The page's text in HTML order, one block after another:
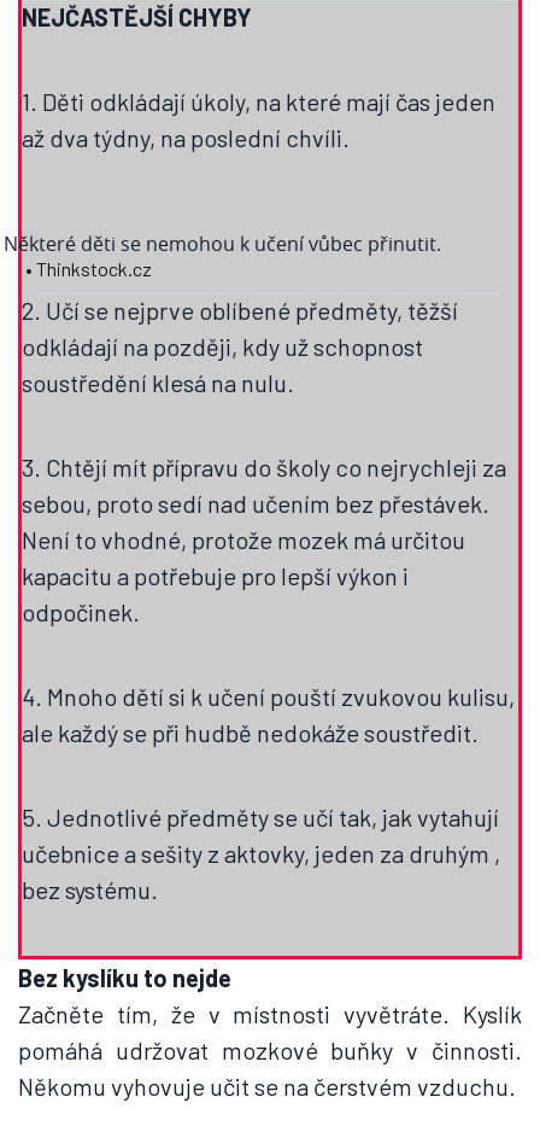
NEJČASTĚJŠÍ CHYBY
1. Děti odkládají úkoly, na které mají čas jeden
až dva týdny, na poslední chvíli.
Některé děti se nemohou k učení vůbec přinutit.
• Thinkstock.cz
2. Učí se nejprve oblíbené předměty, těžší
odkládají na později, kdy už schopnost
soustředění klesá na nulu.
3. Chtějí mít přípravu do školy co nejrychleji za
sebou, proto sedí nad učením bez přestávek.
Není to vhodné, protože mozek má určitou
kapacitu a potřebuje pro lepší výkon i
odpočinek.
4. Mnoho dětí si k učení pouští zvukovou kulisu,
ale každý se při hudbě nedokáže soustředit.
5. Jednotlivé předměty se učí tak, jak vytahují
učebnice a sešity z aktovky, jeden za druhým ,
bez systému.
Bez kyslíku to nejde
Začněte tím, že v místnosti vyvětráte. Kyslík
pomáhá udržovat mozkové buňky v činnosti.
Někomu vyhovuje učit se na čerstvém vzduchu.